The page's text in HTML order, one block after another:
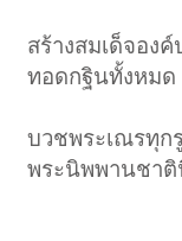
สร้างสมเด็จอง
ทอดกฐินทั้งหมด
บวชพระเณรทุก
พระนิพพานชา